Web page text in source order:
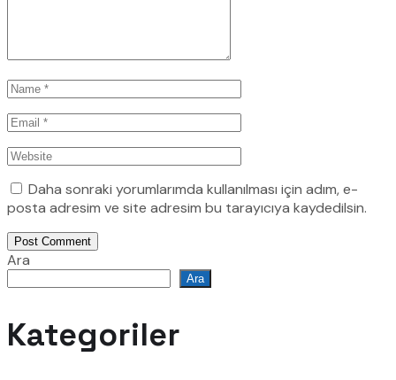
Daha sonraki yorumlarımda kullanılması için adım, e-
posta adresim ve site adresim bu tarayıcıya kaydedilsin.
Post Comment
Ara
Ara
Kategoriler